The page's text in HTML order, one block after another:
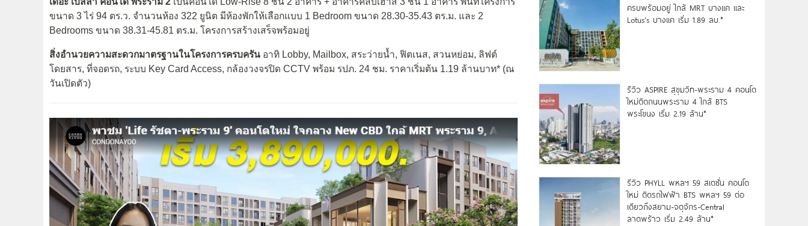
ขนาด 3 ไร่ 94 ตร.ว. จำนวนห้อง 322 ยูนิต มีห้องพักให้เลือกแบบ 1 Bedroom ขนาด 28.30-35.43 ตร.ม. และ 2
Bedrooms ขนาด 38.31-45.81 ตร.ม. โครงการสร้างเสร็จพร้อมอยู่
สิ่งอำนวยความสะดวกมาตรฐานในโครงการครบครัน อาทิ Lobby, Mailbox, สระว่ายน้ำ, ฟิตเนส, สวนหย่อม, ลิฟต์
โดยสาร, ที่จอดรถ, ระบบ Key Card Access, กล้องวงจรปิด CCTV พร้อม รปภ. 24 ชม. ราคาเริ่มต้น 1.19 ล้านบาท* (ณ
วันเปิดตัว)
ครบพร้อมอยู่ ใกล้ MRT บางแค และ
Lotus’s บางแค เริ่ม 1.89 ลบ.*
รีวิว ASPIRE สุขุมวิท-พระราม 4 คอนโด
ใหม่ติดถนนพระราม 4 ใกล้ BTS
พระโขนง เริ่ม 2.19 ล้าน*
รีวิว PHYLL พหลฯ 59 สเตชั่น คอนโด
ใหม่ ติดรถไฟฟ้า BTS พหลฯ 59 ต่อ
เดียวถึงสยาม-จตุจักร-Central
ลาดพร้าว เริ่ม 2.49 ล้าน*